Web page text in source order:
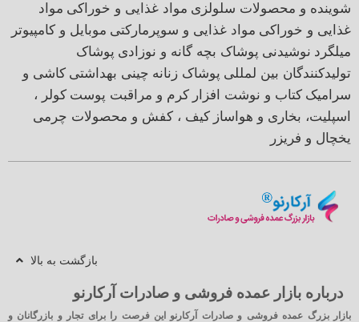
شوینده و محصولات سلولزی مواد غذایی و خوراکی مواد
غذایی و خوراکی مواد غذایی و سوپرمارکتی موبایل و کامپیوتر
میلگرد نوشیدنی پوشاک بچه گانه و نوزادی پوشاک
تولیدکنندگان بین لمللی پوشاک زنانه چینی بهداشتی کاشی و
سرامیک کتاب و نوشت افزار کرم و مراقبت پوست کولر ،
اسپلیت، بخاری و هواساز کیف ، کفش و محصولات چرمی
یخچال و فریزر
بازگشت به بالا
درباره بازار عمده فروشی و صادرات آرکارنو
بازار بزرگ عمده فروشی و صادرات آرکارنو این فرصت را برای تجار و بازرگانان و